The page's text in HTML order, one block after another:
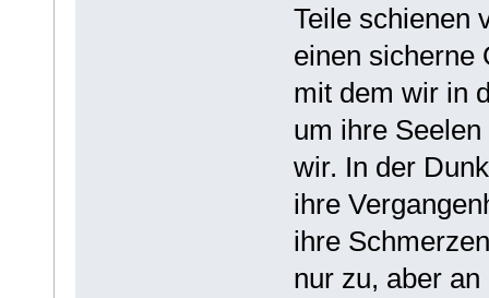
Teile schienen
einen sicherne
mit dem wir in
um ihre
wir. In der
ihre
ihre
nur zu, aber